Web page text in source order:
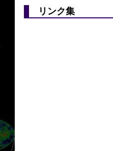
リンク集